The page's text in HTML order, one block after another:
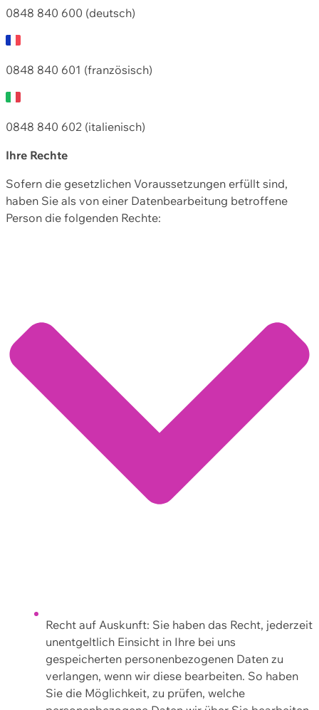
0848 840 600 (deutsch)
0848 840 601 (französisch)
0848 840 602 (italienisch)
Ihre Rechte
Sofern die gesetzlichen Voraussetzungen erfüllt sind,
haben Sie als von einer Datenbearbeitung betroffene
Person die folgenden Rechte:
Recht auf Auskunft: Sie haben das Recht, jederzeit
unentgeltlich Einsicht in Ihre bei uns
gespeicherten personenbezogenen Daten zu
verlangen, wenn wir diese bearbeiten. So haben
Sie die Möglichkeit, zu prüfen, welche